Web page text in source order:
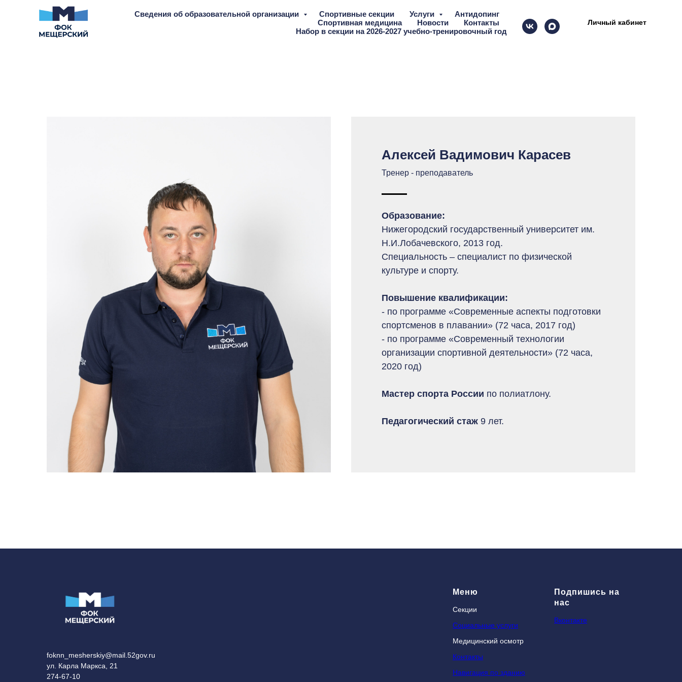
Сведения об образовательной организации Спортивные секции Услуги
Антидопинг
Спортивная медицина
Новости
Контакты
Набор в секции на 2026-2027 учебно-тренировочный год
Личный кабинет
Алексей Вадимович Карасев
Тренер - преподаватель
Образование:
Нижегородский государственный университет им.
Н.И.Лобачевского, 2013 год.
Специальность – специалист по физической
культуре и спорту.
Повышение квалификации:
- по программе «Современные аспекты подготовки
спортсменов в плавании» (72 часа, 2017 год)
- по программе «Современный технологии
организации спортивной деятельности» (72 часа,
2020 год)
Мастер спорта России по полиатлону.
Педагогический стаж 9 лет.
foknn_mesherskiy@mail.52gov.ru
ул. Карла Маркса, 21
274-67-10
Меню
Секции
Социальные услуги
Медицинский осмотр
Контакты
Навигация по зданию
Подпишись на
нас
Вконтакте